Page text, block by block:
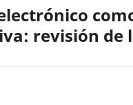
revisión de